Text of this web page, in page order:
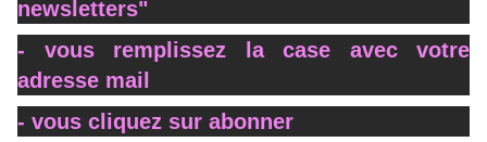
newsletters"
- vous remplissez la case avec votre
adresse mail
- vous cliquez sur abonner